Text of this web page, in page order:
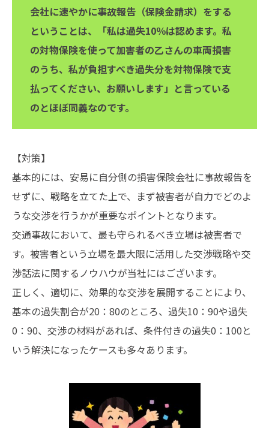
会社に速やかに事故報告（保険金請求）をする
ということは、「私は過失10％は認めます。私
の対物保険を使って加害者の乙さんの車両損害
のうち、私が負担すべき過失分を対物保険で支
払ってください、お願いします」と言っている
のとほぼ同義なのです。
【対策】
基本的には、安易に自分側の損害保険会社に事故報告を
せずに、戦略を立てた上で、まず被害者が自力でどのよ
うな交渉を行うかが重要なポイントとなります。
交通事故において、最も守られるべき立場は被害者で
す。被害者という立場を最大限に活用した交渉戦略や交
渉話法に関するノウハウが当社にはございます。
正しく、適切に、効果的な交渉を展開することにより、
基本の過失割合が20：80のところ、過失10：90や過失
0：90、交渉の材料があれば、条件付きの過失0：100と
いう解決になったケースも多々あります。